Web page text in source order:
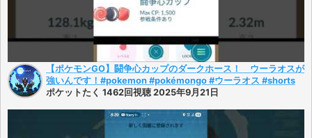
【ポケモンGO】闘争心カップのダークホース！ ウーラオスが
強いんです！#pokemon #pokémongo #ウーラオス #shorts
ポケットたく 1462回視聴 2025年9月21日